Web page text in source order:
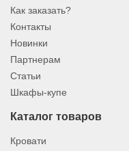
Как заказать?
Контакты
Новинки
Партнерам
Статьи
Шкафы-купе
Каталог товаров
Кровати